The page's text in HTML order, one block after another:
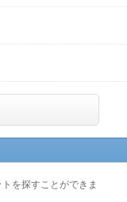
を探すことができま